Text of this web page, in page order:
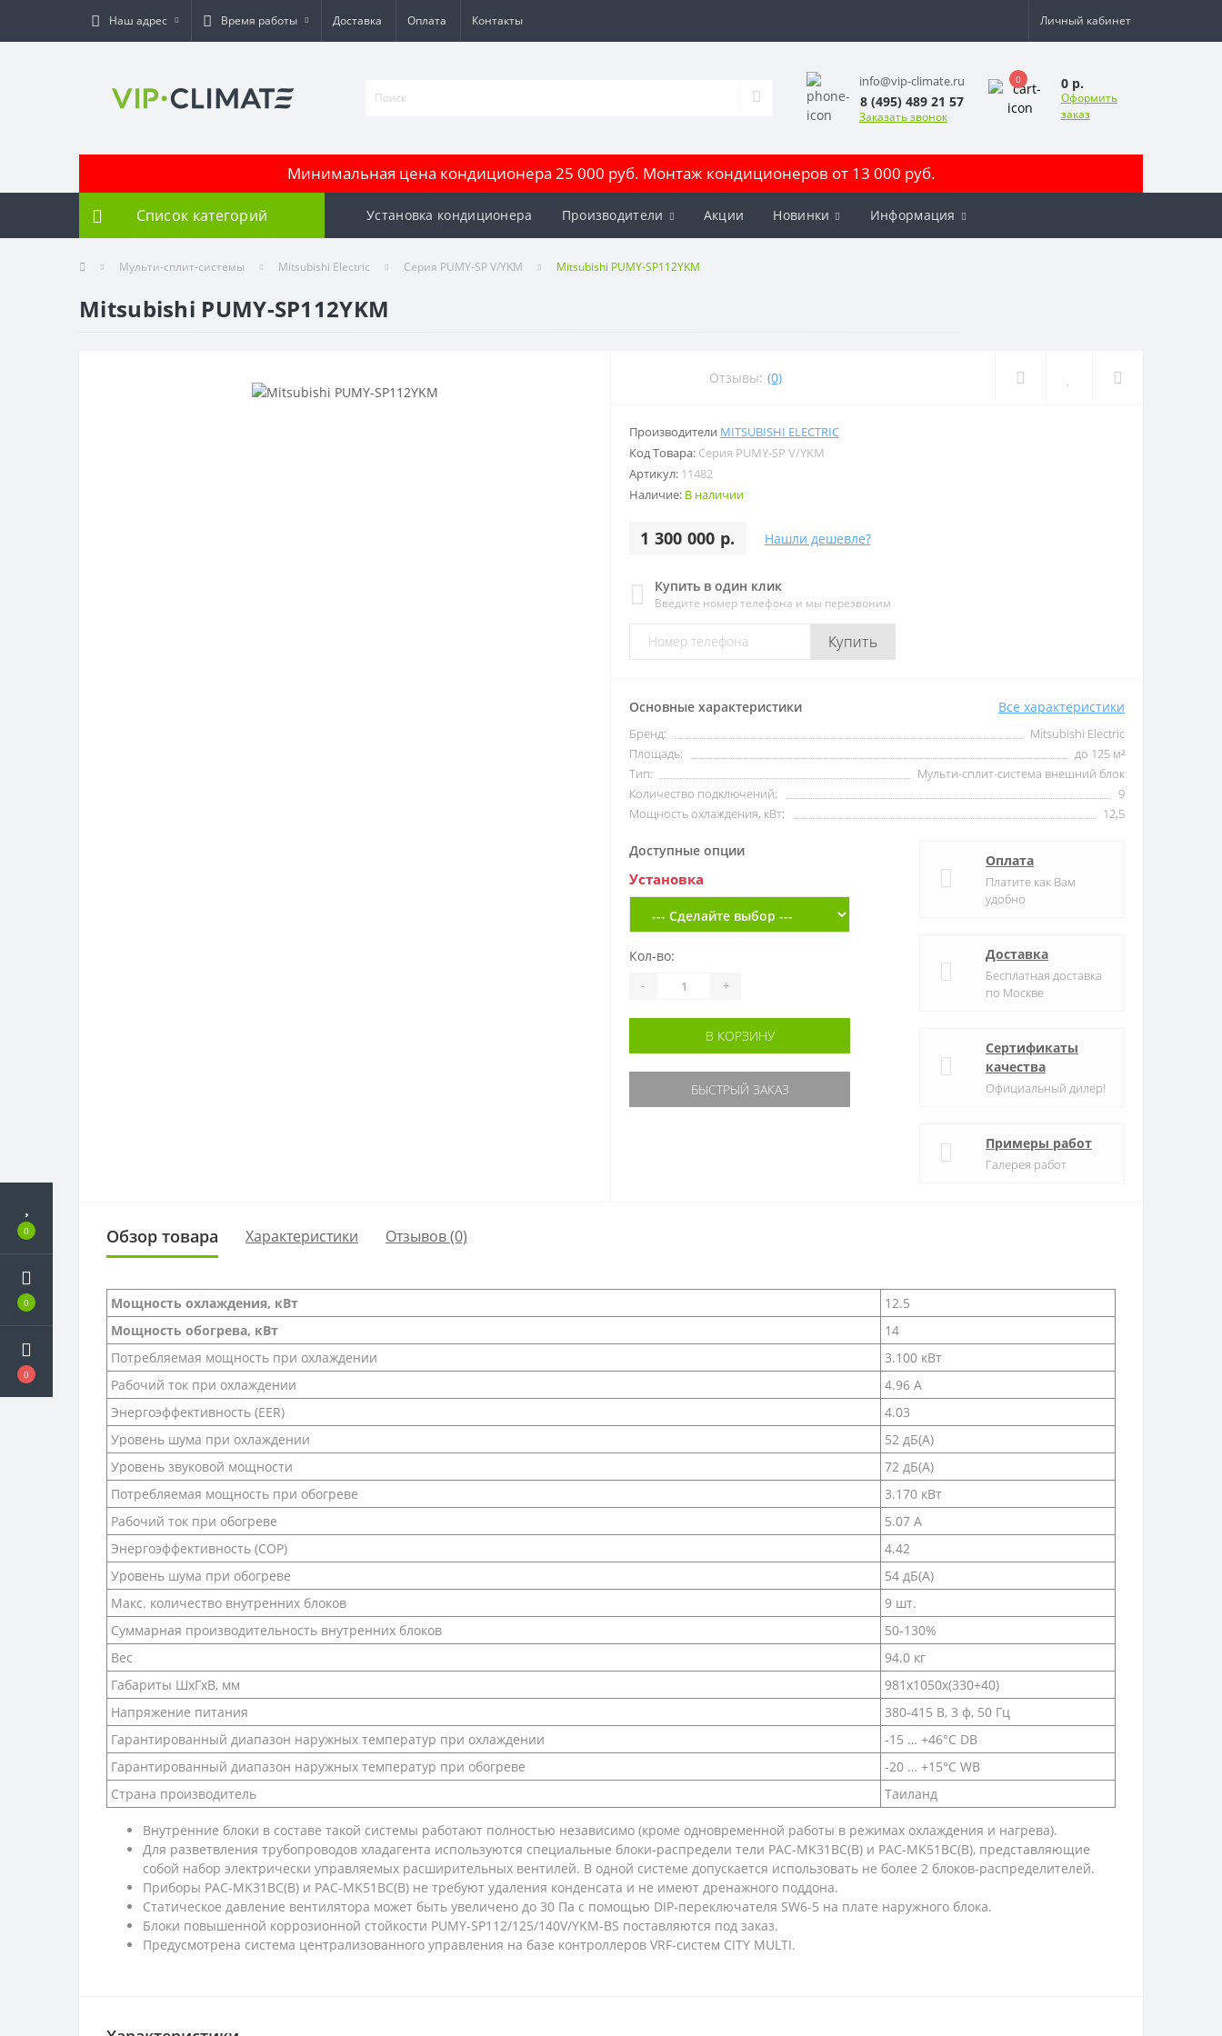
0
0
0
Наш адрес Время работы Доставка Оплата Контакты Личный кабинет
info@vip-climate.ru
8 (495) 489 21 57
Заказать звонок
0 0 р.
Оформить
заказ
Минимальная цена кондиционера 25 000 руб. Монтаж кондиционеров от 13 000 руб.
Список категорий Установка кондиционера Производители Акции Новинки Информация
Мульти-сплит-системы Mitsubishi Electric Серия PUMY-SP V/YKM Mitsubishi PUMY-SP112YKM
Mitsubishi PUMY-SP112YKM
Отзывы: (0)
Производители MITSUBISHI ELECTRIC
Код Товара: Серия PUMY-SP V/YKM
Артикул: 11482
Наличие: В наличии
1 300 000 р. Нашли дешевле?
Купить в один клик
Введите номер телефона и мы перезвоним
Купить
Основные характеристики Все характеристики
Бренд:
Mitsubishi Electric
Площадь:
до 125 м²
Тип:
Мульти-сплит-система внешний блок
Количество подключений:
9
Мощность охлаждения, кВт:
12,5
Доступные опции
Установка
Кол-во:
- +
В КОРЗИНУ
БЫСТРЫЙ ЗАКАЗ
Оплата
Платите как Вам
удобно
Доставка
Бесплатная доставка
по Москве
Сертификаты
качества
Официальный дилер!
Примеры работ
Галерея работ
Обзор товара Характеристики Отзывов (0)
Мощность охлаждения, кВт
12.5
Мощность обогрева, кВт
14
Потребляемая мощность при охлаждении
3.100 кВт
Рабочий ток при охлаждении
4.96 А
Энергоэффективность (EER)
4.03
Уровень шума при охлаждении
52 дБ(А)
Уровень звуковой мощности
72 дБ(А)
Потребляемая мощность при обогреве
3.170 кВт
Рабочий ток при обогреве
5.07 А
Энергоэффективность (COP)
4.42
Уровень шума при обогреве
54 дБ(А)
Макс. количество внутренних блоков
9 шт.
Суммарная производительность внутренних блоков
50-130%
Вес
94.0 кг
Габариты ШхГхВ, мм
981x1050x(330+40)
Напряжение питания
380-415 В, 3 ф, 50 Гц
Гарантированный диапазон наружных температур при охлаждении
-15 … +46°C DB
Гарантированный диапазон наружных температур при обогреве
-20 … +15°C WB
Страна производитель
Таиланд
Внутренние блоки в составе такой системы работают полностью независимо (кроме одновременной работы в режимах охлаждения и нагрева).
Для разветвления трубопроводов хладагента используются специальные блоки-распредели тели PAC-MK31BC(B) и PAC-MK51BC(B), представляющие
собой набор электрически управляемых расширительных вентилей. В одной системе допускается использовать не более 2 блоков-распределителей.
Приборы PAC-MK31BC(B) и PAC-MK51BC(B) не требуют удаления конденсата и не имеют дренажного поддона.
Статическое давление вентилятора может быть увеличено до 30 Па с помощью DIP-переключателя SW6-5 на плате наружного блока.
Блоки повышенной коррозионной стойкости PUMY-SP112/125/140V/YKM-BS поставляются под заказ.
Предусмотрена система централизованного управления на базе контроллеров VRF-систем CITY MULTI.